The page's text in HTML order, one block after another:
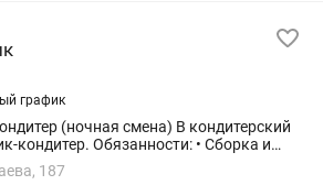
график
смена) В кондитерский
• Сборка и
• Работа по технологическим
187